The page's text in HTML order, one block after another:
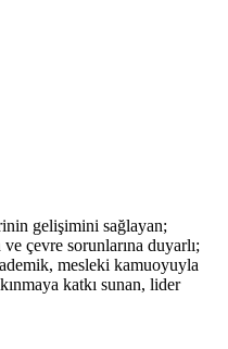
gelişimini sağlayan;
çevre sorunlarına duyarlı;
mesleki kamuoyuyla
katkı sunan, lider